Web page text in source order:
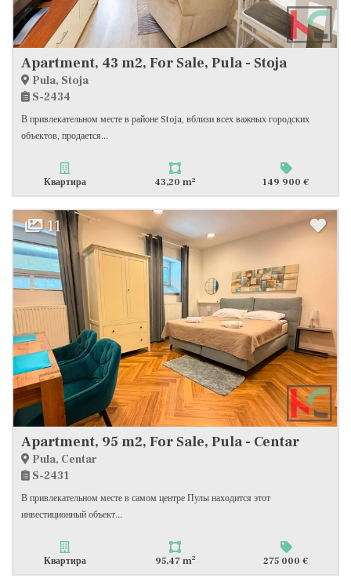
Apartment, 43 m2, For Sale, Pula - Stoja
Pula, Stoja
S-2434
В привлекательном месте в районе Stoja, вблизи всех важных городских
объектов, продается...
Квартира 43,20 m2 149 900 €
11
Apartment, 95 m2, For Sale, Pula - Centar
Pula, Centar
S-2431
В привлекательном месте в самом центре Пулы находится этот
инвестиционный объект...
Квартира 95,47 m2 275 000 €